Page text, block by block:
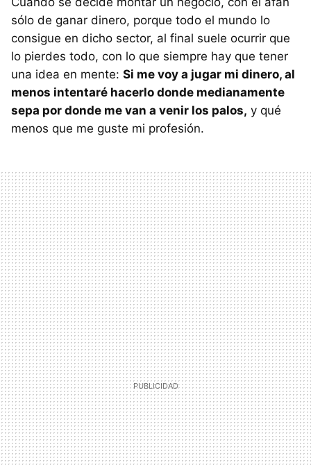
sólo de ganar dinero, porque todo el mundo lo
consigue en dicho sector, al final suele ocurrir que
lo pierdes todo, con lo que siempre hay que tener
una idea en mente: Si me voy a jugar mi dinero, al
menos intentaré hacerlo donde medianamente
sepa por donde me van a venir los palos, y qué
menos que me guste mi profesión.